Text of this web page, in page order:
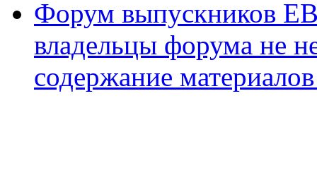
Форум выпускников
владельцы форума не
содержание